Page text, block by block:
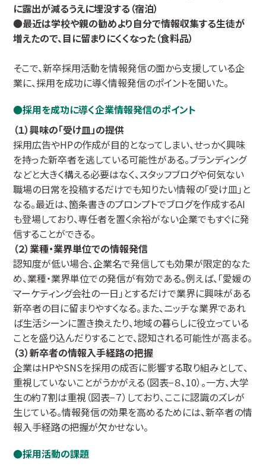
に露出が減るうえに埋没する（宿泊）
●最近は学校や親の勧めより自分で情報収集する生徒が
増えたので、目に留まりにくくなった（食料品）
そこで、新卒採用活動を情報発信の面から支援している企
業に、採用を成功に導く情報発信のポイントを聞いた。
採用を成功に導く企業情報発信のポイント
（１）興味の「受け皿」の提供
採用広告やHPの作成が目的となってしまい、せっかく興味
を持った新卒者を逃している可能性がある。ブランディング
などと大きく構える必要はなく、スタッフブログや何気ない
職場の日常を投稿するだけでも知りたい情報の「受け皿」と
なる。最近は、箇条書きのプロンプトでブログを作成するAI
も登場しており、専任者を置く余裕がない企業でもすぐに発
信することができる。
（２）業種・業界単位での情報発信
認知度が低い場合、企業名で発信しても効果が限定的なた
め、業種・業界単位での発信が有効である。例えば、「愛媛の
マーケティング会社の一日」とするだけで業界に興味がある
新卒者の目に留まりやすくなる。また、ニッチな業界であれ
ば生活シーンに置き換えたり、地域の暮らしに役立っている
ことを盛り込んだりすることで、認知される可能性が高まる。
（３）新卒者の情報入手経路の把握
企業はHPやSNSを採用の成否に影響する取り組みとして、
重視していないことがうかがえる（図表−８、10）。一方、大学
生の約７割は重視（図表−７）しており、ここに認識のズレが
生じている。情報発信の効果を高めるためには、新卒者の情
報入手経路の把握が欠かせない。
採用活動の課題